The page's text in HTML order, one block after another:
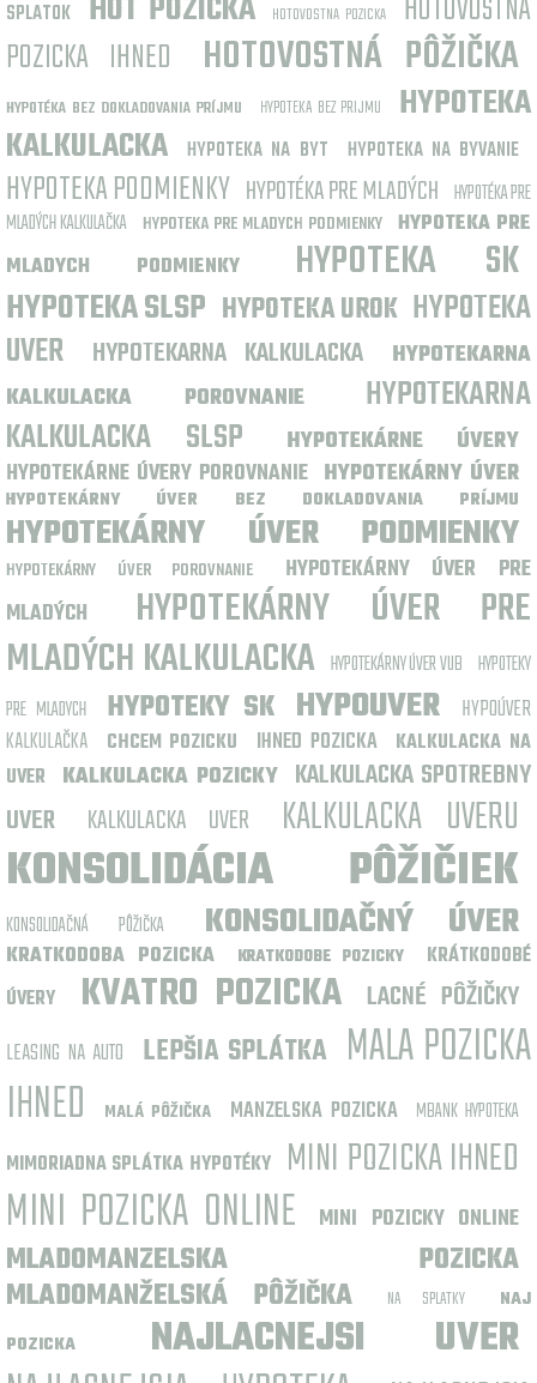
SPLATOK
HOTOVOSTNA POZICKA
POZICKA IHNED
HOTOVOSTNÁ PÔŽIČKA
HYPOTÉKA BEZ DOKLADOVANIA PRÍJMU HYPOTEKA BEZ PRIJMU
HYPOTEKA
KALKULACKA
HYPOTEKA NA BYT HYPOTEKA NA BYVANIE
HYPOTEKA PODMIENKY HYPOTÉKA PRE MLADÝCH HYPOTÉKA PRE
MLADÝCH KALKULAČKA
HYPOTEKA PRE MLADYCH PODMIENKY HYPOTEKA PRE
MLADYCH PODMIENKY
HYPOTEKA SK
HYPOTEKA SLSP HYPOTEKA UROK HYPOTEKA
UVER
HYPOTEKARNA KALKULACKA
HYPOTEKARNA
KALKULACKA POROVNANIE
HYPOTEKARNA
KALKULACKA SLSP
HYPOTEKÁRNE ÚVERY
HYPOTEKÁRNE ÚVERY POROVNANIE HYPOTEKÁRNY ÚVER
HYPOTEKÁRNY ÚVER BEZ DOKLADOVANIA PRÍJMU
HYPOTEKÁRNY ÚVER PODMIENKY
HYPOTEKÁRNY ÚVER POROVNANIE
HYPOTEKÁRNY ÚVER PRE
MLADÝCH
HYPOTEKÁRNY ÚVER PRE
MLADÝCH KALKULACKA HYPOTEKÁRNY ÚVER VUB HYPOTEKY
PRE MLADYCH
HYPOTEKY SK HYPOUVER
HYPOÚVER
KALKULAČKA
CHCEM POZICKU IHNED POZICKA
KALKULACKA NA
UVER KALKULACKA POZICKY KALKULACKA SPOTREBNY
UVER
KALKULACKA UVER KALKULACKA UVERU
KONSOLIDÁCIA PÔŽIČIEK
KONSOLIDAČNÁ PÔŽIČKA KONSOLIDAČNÝ ÚVER
KRATKODOBA POZICKA KRATKODOBE POZICKY
KRÁTKODOBÉ
ÚVERY
KVATRO POZICKA LACNÉ PÔŽIČKY
LEASING NA AUTO LEPŠIA SPLÁTKA MALA POZICKA
IHNED
MALÁ PÔŽIČKA MANZELSKA POZICKA
MBANK HYPOTEKA
MIMORIADNA SPLÁTKA HYPOTÉKY MINI POZICKA IHNED
MINI POZICKA ONLINE MINI POZICKY ONLINE
MLADOMANZELSKA POZICKA
MLADOMANŽELSKÁ PÔŽIČKA
NA SPLATKY
NAJ
POZICKA
NAJLACNEJSI UVER